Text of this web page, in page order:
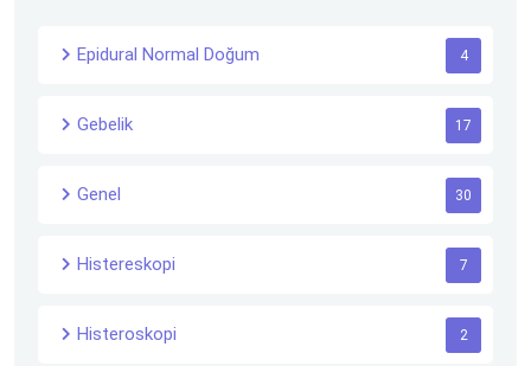
Epidural Normal Doğum 4
Gebelik 17
Genel 30
Histereskopi 7
Histeroskopi 2